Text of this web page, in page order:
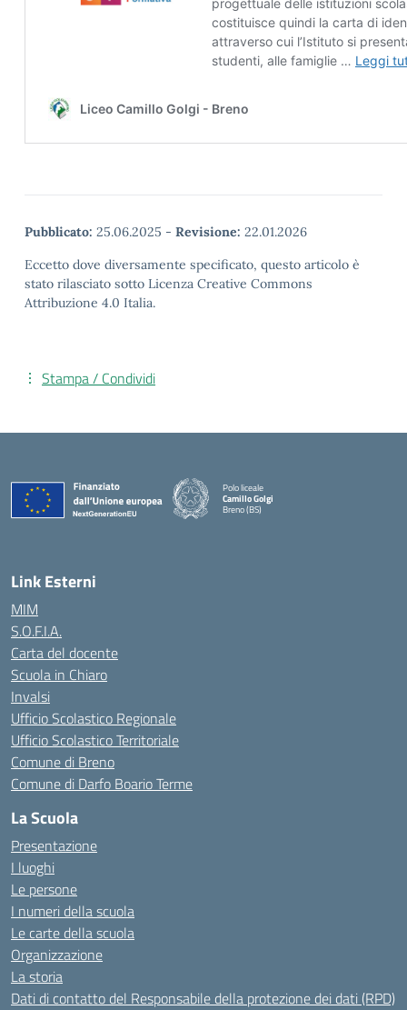
Pubblicato: 25.06.2025 - Revisione: 22.01.2026
Eccetto dove diversamente specificato, questo articolo è
stato rilasciato sotto Licenza Creative Commons
Attribuzione 4.0 Italia.
Stampa / Condividi
Polo liceale
Camillo Golgi
Breno (BS)
Link Esterni
MIM
S.O.F.I.A.
Carta del docente
Scuola in Chiaro
Invalsi
Ufficio Scolastico Regionale
Ufficio Scolastico Territoriale
Comune di Breno
Comune di Darfo Boario Terme
La Scuola
Presentazione
I luoghi
Le persone
I numeri della scuola
Le carte della scuola
Organizzazione
La storia
Dati di contatto del Responsabile della protezione dei dati (RPD)